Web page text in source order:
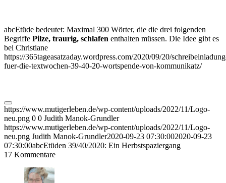
abcEtüde bedeutet: Maximal 300 Wörter, die die drei folgenden
Begriffe Pilze, traurig, schlafen enthalten müssen. Die Idee gibt es
bei Christiane
https://365tageasatzaday.wordpress.com/2020/09/20/
fuer-die-textwochen-39-40-20-wortspende-von-kommunikatz/
https://www.mutigerleben.de/wp-content/uploads/2022/11/Logo-
neu.png 0 0 Judith Manok-Grundler
https://www.mutigerleben.de/wp-content/uploads/2022/11/Logo-
neu.png Judith Manok-Grundler2020-09-23 07:30:002020-09-23
07:30:00abcEtüden 39/40/2020: Ein Herbstspaziergang
17 Kommentare